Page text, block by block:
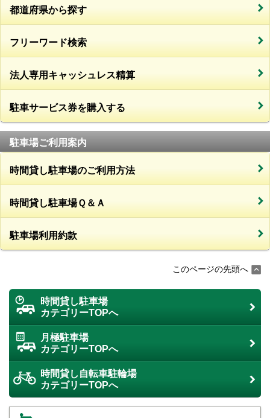
都道府県から探す
フリーワード検索
法人専用キャッシュレス精算
駐車サービス券を購入する
駐車場ご利用案内
時間貸し駐車場のご利用方法
時間貸し駐車場Ｑ＆Ａ
駐車場利用約款
このページの先頭へ
時間貸し駐車場
カテゴリーTOPへ
月極駐車場
カテゴリーTOPへ
時間貸し自転車駐輪場
カテゴリーTOPへ